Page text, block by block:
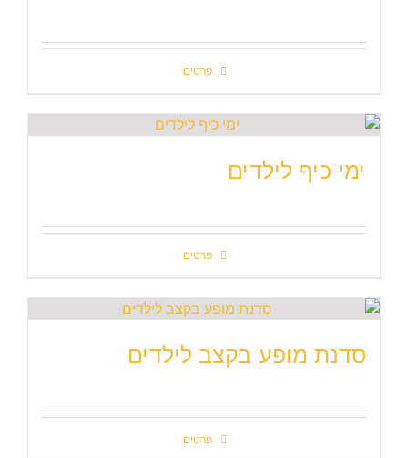
פרטים
ימי כיף לילדים
פרטים
סדנת מופע בקצב לילדים
פרטים